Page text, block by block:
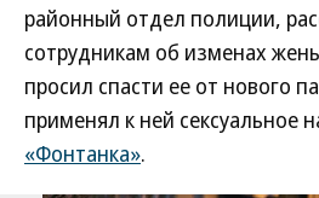
районный отдел полиции,
сотрудникам об изменах
просил спасти ее от нового
применял к ней сексуальное
«Фонтанка».